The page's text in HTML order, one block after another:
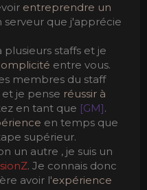
entreprendre un
serveur que j'apprécie
plusieurs staffs et je
entre vous.
membres du staff
je pense réussir à
en tant que [GM].
en temps que
supérieur.
un autre , je suis un
. Je connais donc
avoir l'expérience